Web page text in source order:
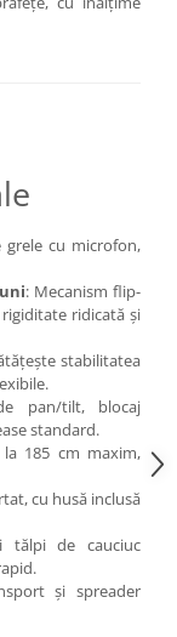
grele cu microfon,
: Mecanism flip-
ridicată și
stabilitatea
pan/tilt, blocaj
standard.​
185 cm maxim,
cu husă inclusă
tălpi de cauciuc
și spreader